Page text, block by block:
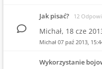
Jak pisać? 12
Michał, 18 cze
Michał 07 paź 2013,
Wykorzystanie